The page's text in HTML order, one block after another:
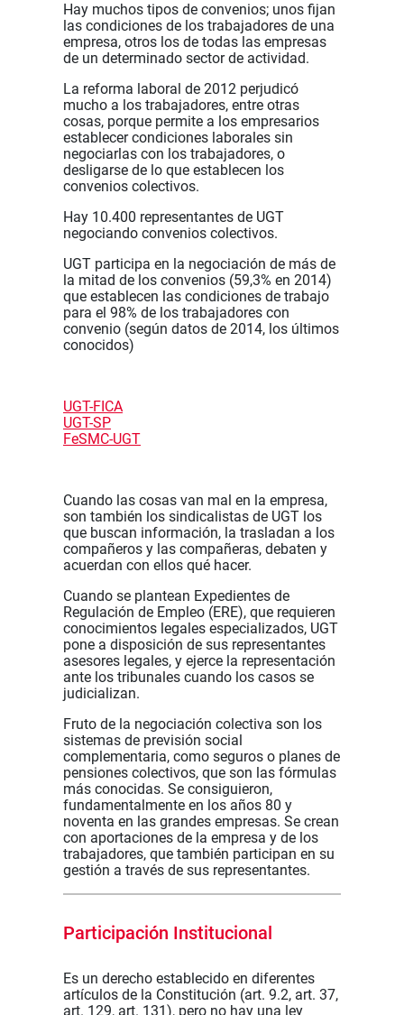
Hay muchos tipos de convenios; unos fijan
las condiciones de los trabajadores de una
empresa, otros los de todas las empresas
de un determinado sector de actividad.
La reforma laboral de 2012 perjudicó
mucho a los trabajadores, entre otras
cosas, porque permite a los empresarios
establecer condiciones laborales sin
negociarlas con los trabajadores, o
desligarse de lo que establecen los
convenios colectivos.
Hay 10.400 representantes de UGT
negociando convenios colectivos.
UGT participa en la negociación de más de
la mitad de los convenios (59,3% en 2014)
que establecen las condiciones de trabajo
para el 98% de los trabajadores con
convenio (según datos de 2014, los últimos
conocidos)
UGT-FICA
UGT-SP
FeSMC-UGT
Cuando las cosas van mal en la empresa,
son también los sindicalistas de UGT los
que buscan información, la trasladan a los
compañeros y las compañeras, debaten y
acuerdan con ellos qué hacer.
Cuando se plantean Expedientes de
Regulación de Empleo (ERE), que requieren
conocimientos legales especializados, UGT
pone a disposición de sus representantes
asesores legales, y ejerce la representación
ante los tribunales cuando los casos se
judicializan.
Fruto de la negociación colectiva son los
sistemas de previsión social
complementaria, como seguros o planes de
pensiones colectivos, que son las fórmulas
más conocidas. Se consiguieron,
fundamentalmente en los años 80 y
noventa en las grandes empresas. Se crean
con aportaciones de la empresa y de los
trabajadores, que también participan en su
gestión a través de sus representantes.
Participación Institucional
Es un derecho establecido en diferentes
artículos de la Constitución (art. 9.2, art. 37,
art. 129, art. 131), pero no hay una ley